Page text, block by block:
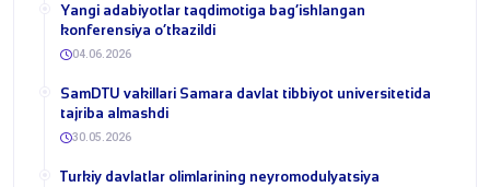
​Yangi adabiyotlar taqdimotiga bag‘ishlangan
konferensiya o‘tkazildi
04.06.2026
SamDTU vakillari Samara davlat tibbiyot universitetida
tajriba almashdi
30.05.2026
​Turkiy davlatlar olimlarining neyromodulyatsiya